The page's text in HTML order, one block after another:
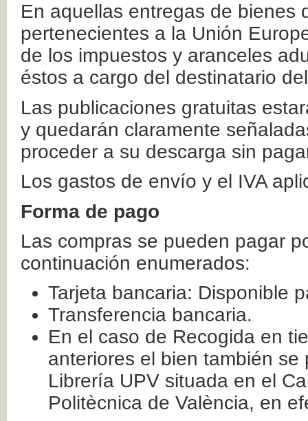
En aquellas entregas de bienes
pertenecientes a la Unión
de los impuestos y aranceles
éstos a cargo del destinatario
Las publicaciones gratuitas
y quedarán claramente
proceder a su descarga sin
Los gastos de envío y el IVA
Forma de pago
Las compras se pueden pagar
continuación enumerados:
Tarjeta bancaria: Disponible
Transferencia bancaria.
En el caso de Recogida en
anteriores el bien también
Librería UPV situada en el
Politècnica de València, en